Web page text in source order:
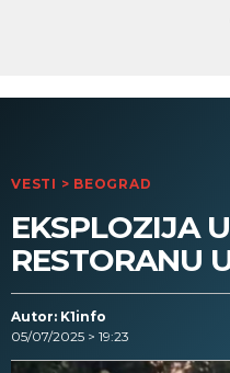
VESTI > BEOGRAD
EKSPLOZIJA
RESTORANU
Autor: K1info
05/07/2025 > 19:23